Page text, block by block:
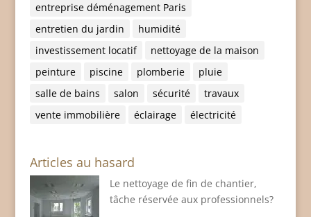
entreprise déménagement Paris
entretien du jardin
humidité
investissement locatif
nettoyage de la maison
peinture
piscine plomberie
pluie
salle de bains
salon sécurité
travaux
vente immobilière
éclairage électricité
Articles au hasard
Le nettoyage de fin de chantier,
tâche réservée aux professionnels?